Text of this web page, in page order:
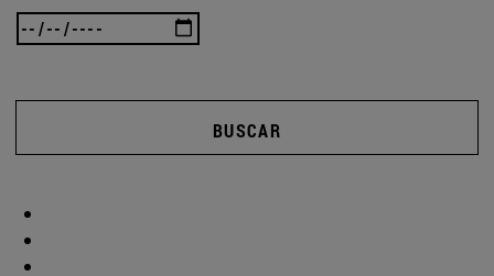
BUSCAR